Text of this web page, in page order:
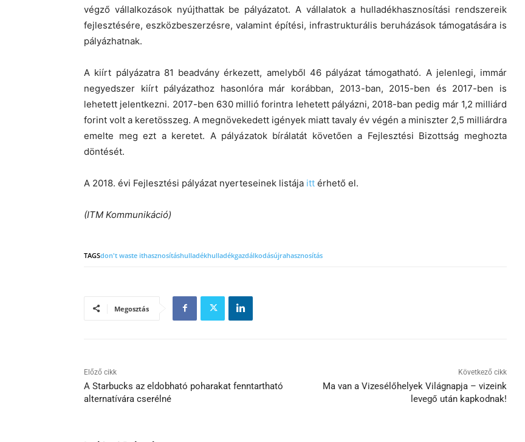
végző vállalkozások nyújthattak be pályázatot. A vállalatok a hulladékhasznosítási rendszereik
fejlesztésére, eszközbeszerzésre, valamint építési, infrastrukturális beruházások támogatására is
pályázhatnak.
A kiírt pályázatra 81 beadvány érkezett, amelyből 46 pályázat támogatható. A jelenlegi, immár
negyedszer kiírt pályázathoz hasonlóra már korábban, 2013-ban, 2015-ben és 2017-ben is
lehetett jelentkezni. 2017-ben 630 millió forintra lehetett pályázni, 2018-ban pedig már 1,2 milliárd
forint volt a keretösszeg. A megnövekedett igények miatt tavaly év végén a miniszter 2,5 milliárdra
emelte meg ezt a keretet. A pályázatok bírálatát követően a Fejlesztési Bizottság meghozta
döntését.
A 2018. évi Fejlesztési pályázat nyerteseinek listája itt érhető el.
(ITM Kommunikáció)
TAGSdon't waste ithasznosításhulladékhulladékgazdálkodásújrahasznosítás
Megosztás
Előző cikk
A Starbucks az eldobható poharakat fenntartható
alternatívára cserélné
Következő cikk
Ma van a Vizesélőhelyek Világnapja – vizeink
levegő után kapkodnak!